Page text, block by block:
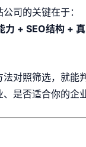
司的关键在于：
力 + SEO结构 +
法对照筛选，就能
是否适合你的企业